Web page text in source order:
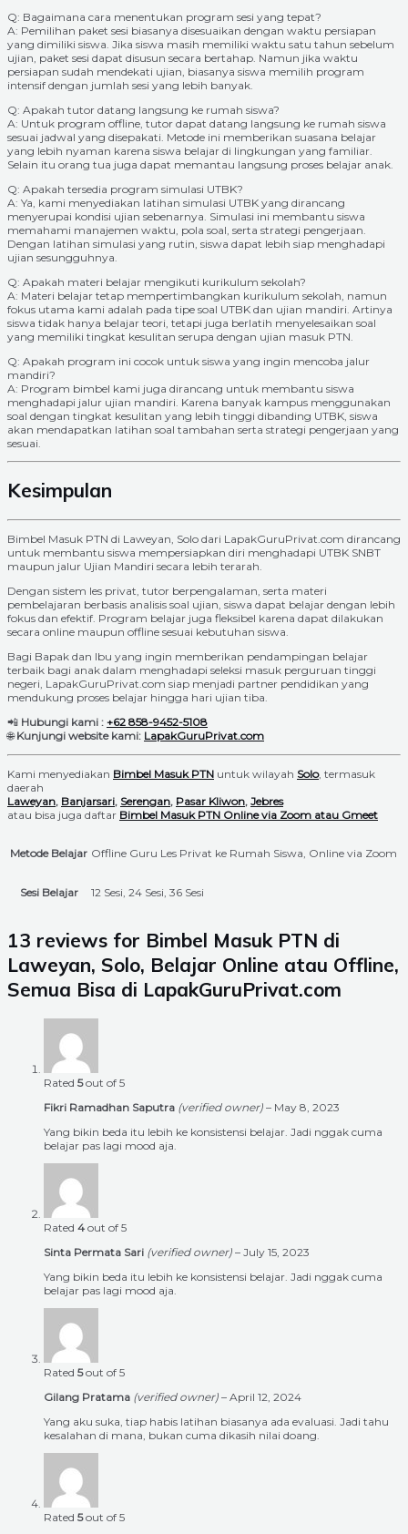
Q: Bagaimana cara menentukan program sesi yang tepat?
A: Pemilihan paket sesi biasanya disesuaikan dengan waktu persiapan
yang dimiliki siswa. Jika siswa masih memiliki waktu satu tahun sebelum
ujian, paket sesi dapat disusun secara bertahap. Namun jika waktu
persiapan sudah mendekati ujian, biasanya siswa memilih program
intensif dengan jumlah sesi yang lebih banyak.
Q: Apakah tutor datang langsung ke rumah siswa?
A: Untuk program offline, tutor dapat datang langsung ke rumah siswa
sesuai jadwal yang disepakati. Metode ini memberikan suasana belajar
yang lebih nyaman karena siswa belajar di lingkungan yang familiar.
Selain itu orang tua juga dapat memantau langsung proses belajar anak.
Q: Apakah tersedia program simulasi UTBK?
A: Ya, kami menyediakan latihan simulasi UTBK yang dirancang
menyerupai kondisi ujian sebenarnya. Simulasi ini membantu siswa
memahami manajemen waktu, pola soal, serta strategi pengerjaan.
Dengan latihan simulasi yang rutin, siswa dapat lebih siap menghadapi
ujian sesungguhnya.
Q: Apakah materi belajar mengikuti kurikulum sekolah?
A: Materi belajar tetap mempertimbangkan kurikulum sekolah, namun
fokus utama kami adalah pada tipe soal UTBK dan ujian mandiri. Artinya
siswa tidak hanya belajar teori, tetapi juga berlatih menyelesaikan soal
yang memiliki tingkat kesulitan serupa dengan ujian masuk PTN.
Q: Apakah program ini cocok untuk siswa yang ingin mencoba jalur
mandiri?
A: Program bimbel kami juga dirancang untuk membantu siswa
menghadapi jalur ujian mandiri. Karena banyak kampus menggunakan
soal dengan tingkat kesulitan yang lebih tinggi dibanding UTBK, siswa
akan mendapatkan latihan soal tambahan serta strategi pengerjaan yang
sesuai.
Kesimpulan
Bimbel Masuk PTN di Laweyan, Solo dari LapakGuruPrivat.com dirancang
untuk membantu siswa mempersiapkan diri menghadapi UTBK SNBT
maupun jalur Ujian Mandiri secara lebih terarah.
Dengan sistem les privat, tutor berpengalaman, serta materi
pembelajaran berbasis analisis soal ujian, siswa dapat belajar dengan lebih
fokus dan efektif. Program belajar juga fleksibel karena dapat dilakukan
secara online maupun offline sesuai kebutuhan siswa.
Bagi Bapak dan Ibu yang ingin memberikan pendampingan belajar
terbaik bagi anak dalam menghadapi seleksi masuk perguruan tinggi
negeri, LapakGuruPrivat.com siap menjadi partner pendidikan yang
mendukung proses belajar hingga hari ujian tiba.
📲 Hubungi kami : +62 858-9452-5108
🌐Kunjungi website kami: LapakGuruPrivat.com
Kami menyediakan Bimbel Masuk PTN untuk wilayah Solo, termasuk
daerah
Laweyan, Banjarsari, Serengan, Pasar Kliwon, Jebres
atau bisa juga daftar Bimbel Masuk PTN Online via Zoom atau Gmeet
Metode Belajar Offline Guru Les Privat ke Rumah Siswa, Online via Zoom
Sesi Belajar 12 Sesi, 24 Sesi, 36 Sesi
13 reviews for Bimbel Masuk PTN di
Laweyan, Solo, Belajar Online atau Offline,
Semua Bisa di LapakGuruPrivat.com
Rated 5out of 5
Fikri Ramadhan Saputra (verified owner) – May 8, 2023
Yang bikin beda itu lebih ke konsistensi belajar. Jadi nggak cuma
belajar pas lagi mood aja.
Rated 4 out of 5
Sinta Permata Sari (verified owner) – July 15, 2023
Yang bikin beda itu lebih ke konsistensi belajar. Jadi nggak cuma
belajar pas lagi mood aja.
Rated 5out of 5
Gilang Pratama (verified owner) – April 12, 2024
Yang aku suka, tiap habis latihan biasanya ada evaluasi. Jadi tahu
kesalahan di mana, bukan cuma dikasih nilai doang.
Rated 5out of 5